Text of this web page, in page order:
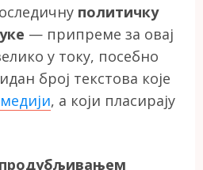
политичку
— припреме за овај
у току, посебно
број текстова које
, а који пласирају
продубљивањем